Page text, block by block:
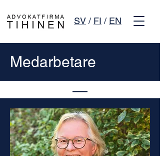
SV / FI / EN
Medarbetare